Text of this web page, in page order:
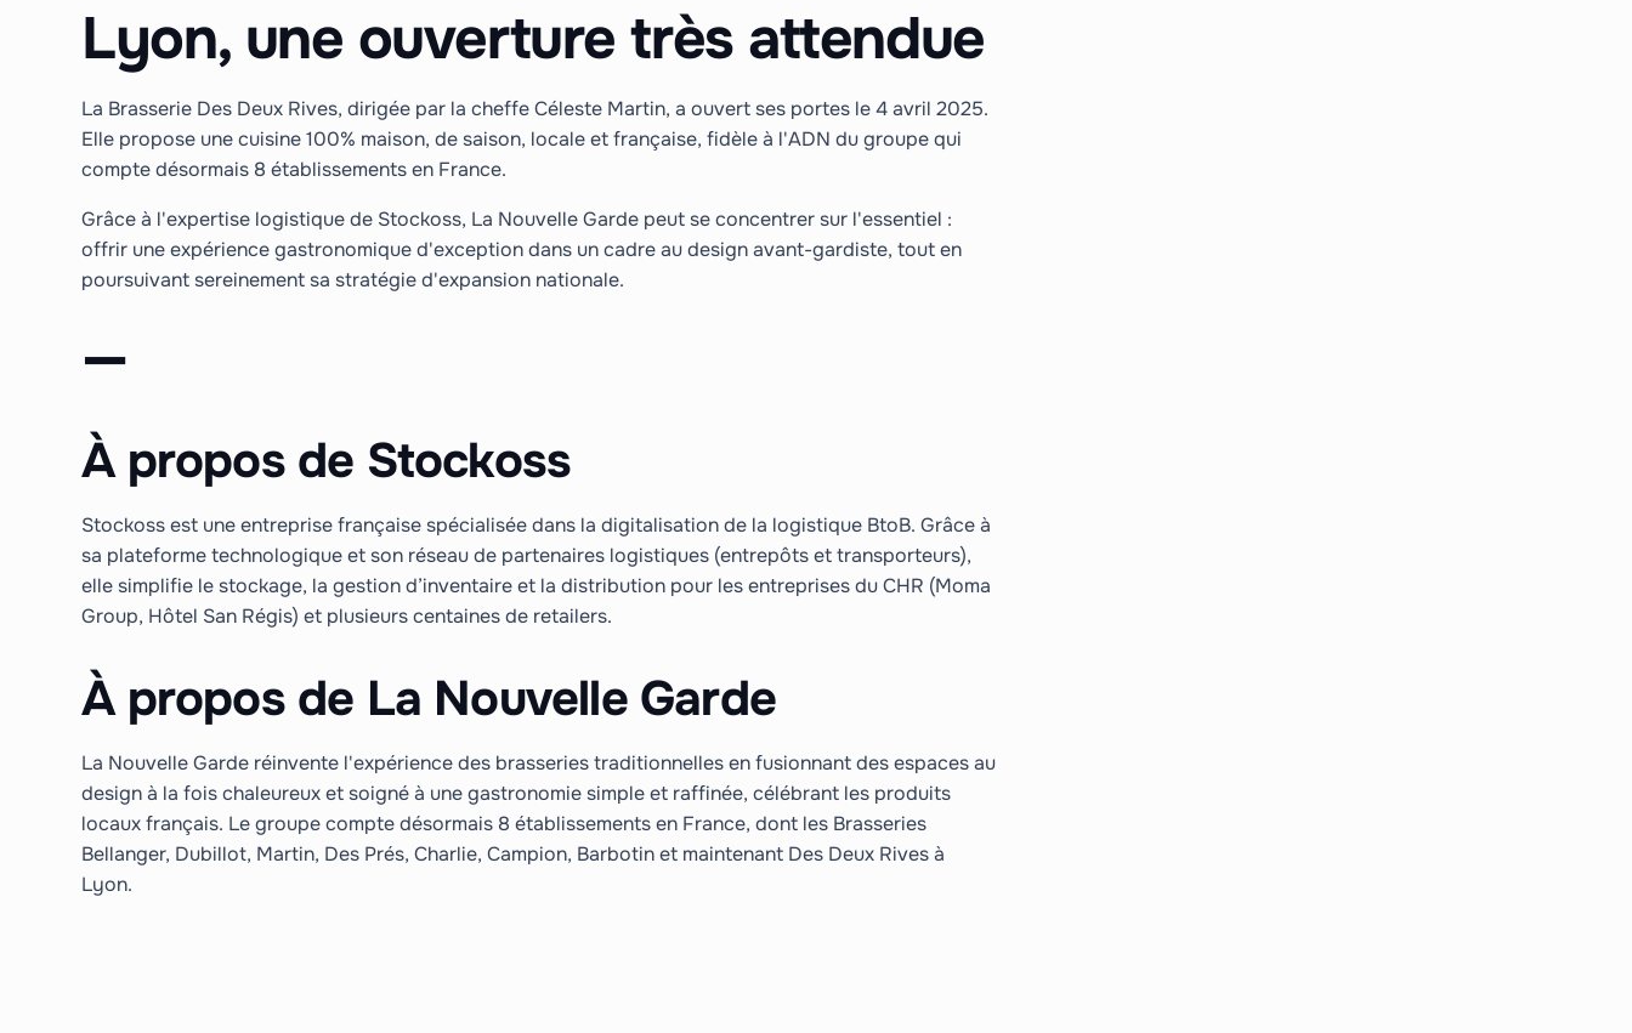
Lyon, une ouverture très attendue
La Brasserie Des Deux Rives, dirigée par la cheffe Céleste Martin, a ouvert ses portes le 4 avril 2025.
Elle propose une cuisine 100% maison, de saison, locale et française, fidèle à l'ADN du groupe qui
compte désormais 8 établissements en France.
Grâce à l'expertise logistique de Stockoss, La Nouvelle Garde peut se concentrer sur l'essentiel :
offrir une expérience gastronomique d'exception dans un cadre au design avant-gardiste, tout en
poursuivant sereinement sa stratégie d'expansion nationale.
—
À propos de Stockoss
Stockoss est une entreprise française spécialisée dans la digitalisation de la logistique BtoB. Grâce à
sa plateforme technologique et son réseau de partenaires logistiques (entrepôts et transporteurs),
elle simplifie le stockage, la gestion d’inventaire et la distribution pour les entreprises du CHR (Moma
Group, Hôtel San Régis) et plusieurs centaines de retailers.
À propos de La Nouvelle Garde
La Nouvelle Garde réinvente l'expérience des brasseries traditionnelles en fusionnant des espaces au
design à la fois chaleureux et soigné à une gastronomie simple et raffinée, célébrant les produits
locaux français. Le groupe compte désormais 8 établissements en France, dont les Brasseries
Bellanger, Dubillot, Martin, Des Prés, Charlie, Campion, Barbotin et maintenant Des Deux Rives à
Lyon.